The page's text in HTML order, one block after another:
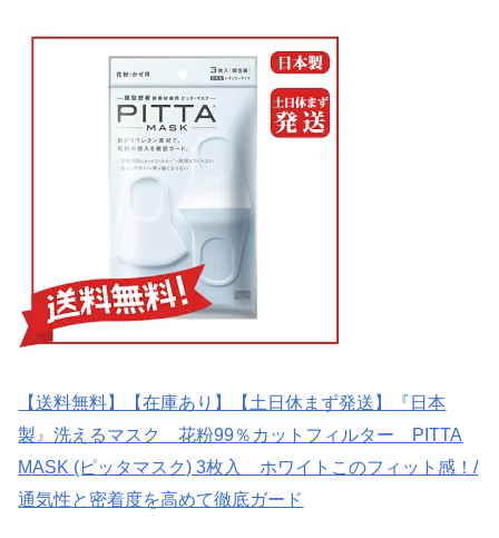
【送料無料】【在庫あり】【土日休まず発送】『日本
製』洗えるマスク 花粉99％カットフィルター PITTA
MASK (ピッタマスク) 3枚入 ホワイトこのフィット感！/
通気性と密着度を高めて徹底ガード